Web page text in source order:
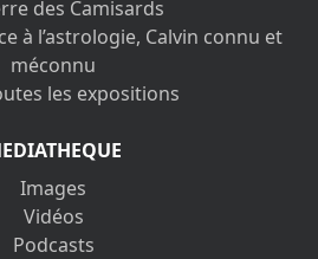
des Camisards
à l’astrologie, Calvin connu et
méconnu
les expositions
Images
Vidéos
Podcasts